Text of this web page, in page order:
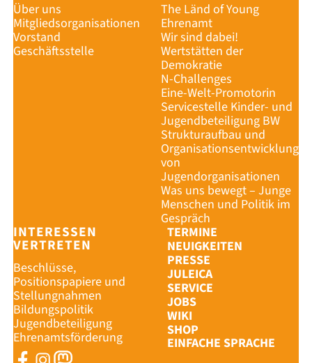
Über uns
Mitgliedsorganisationen
Vorstand
Geschäftsstelle
The Länd of Young
Ehrenamt
Wir sind dabei!
Wertstätten der
Demokratie
N-Challenges
Eine-Welt-Promotorin
Servicestelle Kinder- und
Jugendbeteiligung BW
Strukturaufbau und
Organisationsentwicklung
von
Jugendorganisationen
Was uns bewegt – Junge
Menschen und Politik im
Gespräch
INTERESSEN
VERTRETEN
Beschlüsse,
Positionspapiere und
Stellungnahmen
Bildungspolitik
Jugendbeteiligung
Ehrenamtsförderung
TERMINE
NEUIGKEITEN
PRESSE
JULEICA
SERVICE
JOBS
WIKI
SHOP
EINFACHE SPRACHE